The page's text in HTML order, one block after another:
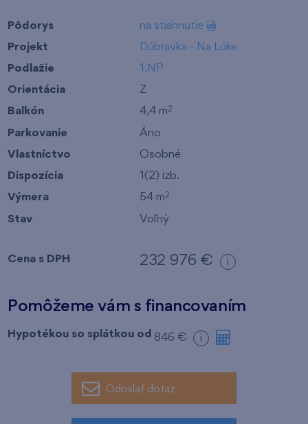
Pôdorys na stiahnutie
Projekt Dúbravka - Na Lúke
Podlažie 1.NP
Orientácia Z
Balkón 4,4 m2
Parkovanie Áno
Vlastníctvo Osobné
Dispozícia 1(2) izb.
Výmera 54 m2
Stav Voľný
Cena s DPH 232 976 € i
Pomôžeme vám s financovaním
Hypotékou so splátkou od 846 € i
Odoslať dotaz